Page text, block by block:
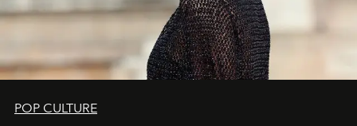
POP CULTURE